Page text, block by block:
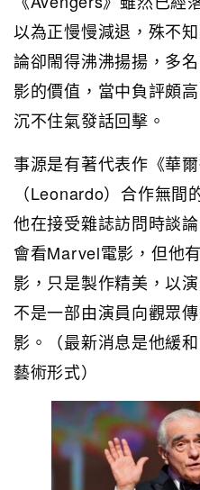
以為正慢慢減退，殊不
論卻閙得沸沸揚揚，多
影的價值，當中負評頗
沉不住氣發話回擊。
事源是有著代表作《華
（Leonardo）合作無
他在接受雜誌訪問時談
會看Marvel電影，但他
影，只是製作精美，以
不是一部由演員向觀眾
影。（最新消息是他緩
藝術形式）